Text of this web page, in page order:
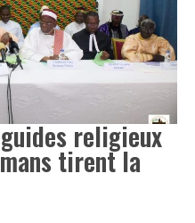
religieux
tirent la